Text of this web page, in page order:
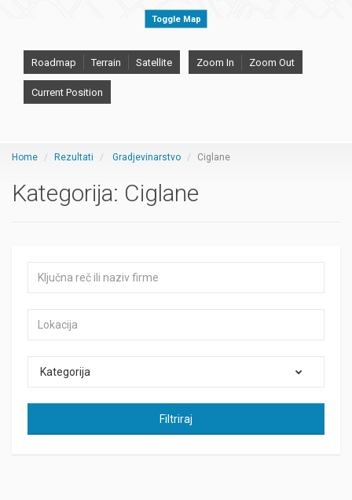
Toggle Map
Roadmap Terrain Satellite Zoom In Zoom Out
Current Position
Home Rezultati Gradjevinarstvo Ciglane
Kategorija: Ciglane
Kategorija
Filtriraj